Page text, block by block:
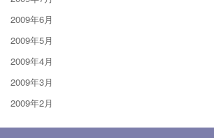
2009年6月
2009年5月
2009年4月
2009年3月
2009年2月